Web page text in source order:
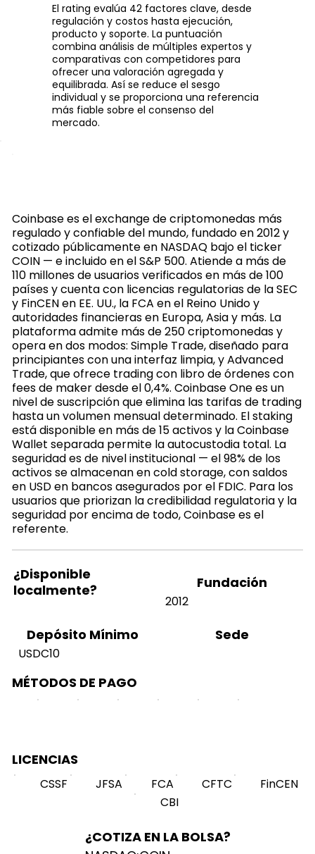
El rating evalúa 42 factores clave, desde
regulación y costos hasta ejecución,
producto y soporte. La puntuación
combina análisis de múltiples expertos y
comparativas con competidores para
ofrecer una valoración agregada y
equilibrada. Así se reduce el sesgo
individual y se proporciona una referencia
más fiable sobre el consenso del
mercado.
Coinbase es el exchange de criptomonedas más
regulado y confiable del mundo, fundado en 2012 y
cotizado públicamente en NASDAQ bajo el ticker
COIN — e incluido en el S&P 500. Atiende a más de
110 millones de usuarios verificados en más de 100
países y cuenta con licencias regulatorias de la SEC
y FinCEN en EE. UU., la FCA en el Reino Unido y
autoridades financieras en Europa, Asia y más. La
plataforma admite más de 250 criptomonedas y
opera en dos modos: Simple Trade, diseñado para
principiantes con una interfaz limpia, y Advanced
Trade, que ofrece trading con libro de órdenes con
fees de maker desde el 0,4%. Coinbase One es un
nivel de suscripción que elimina las tarifas de trading
hasta un volumen mensual determinado. El staking
está disponible en más de 15 activos y la Coinbase
Wallet separada permite la autocustodia total. La
seguridad es de nivel institucional — el 98% de los
activos se almacenan en cold storage, con saldos
en USD en bancos asegurados por el FDIC. Para los
usuarios que priorizan la credibilidad regulatoria y la
seguridad por encima de todo, Coinbase es el
referente.
¿Disponible
localmente?
Fundación
2012
Depósito Mínimo
USDC10
Sede
MÉTODOS DE PAGO
LICENCIAS
CSSF JFSA FCA CFTC
FinCEN
CBI
¿COTIZA EN LA BOLSA?